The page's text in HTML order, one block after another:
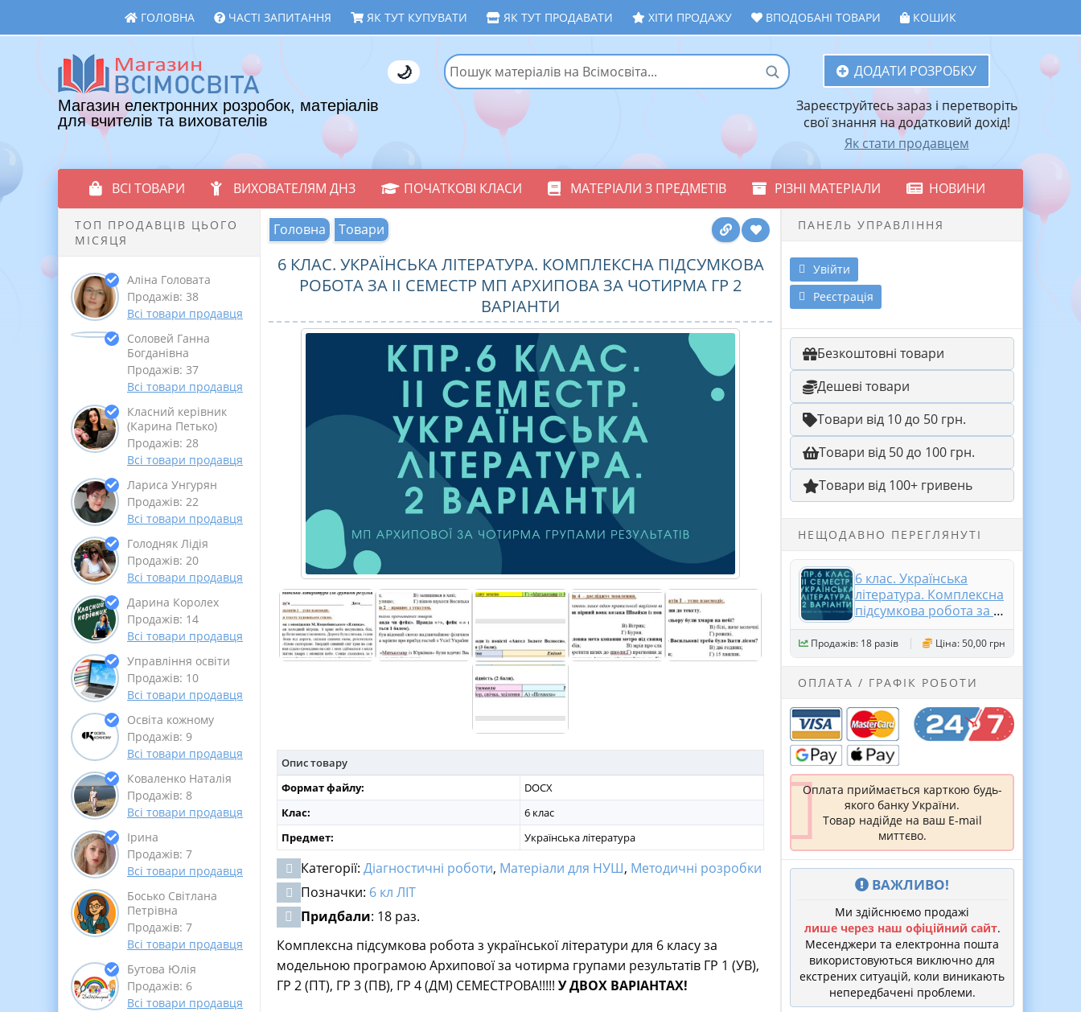
ГОЛОВНА ЧАСТІ ЗАПИТАННЯ ЯК ТУТ КУПУВАТИ ЯК ТУТ ПРОДАВАТИ ХІТИ ПРОДАЖУ ВПОДОБАНІ ТОВАРИ КОШИК
Магазин електронних розробок, матеріалів
для вчителів та вихователів
🌙
ДОДАТИ РОЗРОБКУ
Зареєструйтесь зараз і перетворіть
свої знання на додатковий дохід!
Як стати продавцем
ВСІ ТОВАРИ ВИХОВАТЕЛЯМ ДНЗ ПОЧАТКОВІ КЛАСИ МАТЕРІАЛИ З ПРЕДМЕТІВ РІЗНІ МАТЕРІАЛИ НОВИНИ
ТОП ПРОДАВЦІВ ЦЬОГО
МІСЯЦЯ
Аліна Головата
Продажів: 38
Всі товари продавця
Соловей Ганна
Богданівна
Продажів: 37
Всі товари продавця
Класний керівник
(Карина Петько)
Продажів: 28
Всі товари продавця
Лариса Унгурян
Продажів: 22
Всі товари продавця
Голодняк Лідія
Продажів: 20
Всі товари продавця
Дарина Королех
Продажів: 14
Всі товари продавця
Управління освіти
Продажів: 10
Всі товари продавця
Освіта кожному
Продажів: 9
Всі товари продавця
Коваленко Наталія
Продажів: 8
Всі товари продавця
Ірина
Продажів: 7
Всі товари продавця
Босько Світлана
Петрівна
Продажів: 7
Всі товари продавця
Бутова Юлія
Продажів: 6
Всі товари продавця
Головна Товари
6 КЛАС. УКРАЇНСЬКА ЛІТЕРАТУРА. КОМПЛЕКСНА ПІДСУМКОВА
РОБОТА ЗА ІІ СЕМЕСТР МП АРХИПОВА ЗА ЧОТИРМА ГР 2
ВАРІАНТИ
Опис товару
Формат файлу:
DOCX
Клас:
6 клас
Предмет:
Українська література
Категорії: Діагностичні роботи, Матеріали для НУШ, Методичні розробки
Позначки: 6 кл ЛІТ
Придбали: 18 раз.
Комплексна підсумкова робота з української літератури для 6 класу за
модельною програмою Архипової за чотирма групами результатів ГР 1 (УВ),
ГР 2 (ПТ), ГР 3 (ПВ), ГР 4 (ДМ) СЕМЕСТРОВА!!!!! У ДВОХ ВАРІАНТАХ!
ПАНЕЛЬ УПРАВЛІННЯ
Увійти
Реєстрація
Безкоштовні товари
Дешеві товари
Товари від 10 до 50 грн.
Товари від 50 до 100 грн.
Товари від 100+ гривень
НЕЩОДАВНО ПЕРЕГЛЯНУТІ
6 клас. Українська
література. Комплексна
підсумкова робота за ІІ
семестр МП Архипова
за чотирма ГР 2
варіанти
Продажів: 18 разів Ціна: 50,00 грн
ОПЛАТА / ГРАФІК РОБОТИ
Оплата приймається карткою будь-
якого банку України.
Товар надійде на ваш E-mail
миттєво.
ВАЖЛИВО!
Ми здійснюємо продажі
лише через наш офіційний сайт.
Месенджери та електронна пошта
використовуються виключно для
екстрених ситуацій, коли виникають
непередбачені проблеми.